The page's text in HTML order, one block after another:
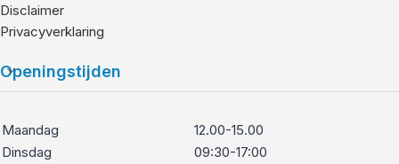
Disclaimer
Privacyverklaring
Openingstijden
Maandag
12.00-15.00
Dinsdag
09:30-17:00